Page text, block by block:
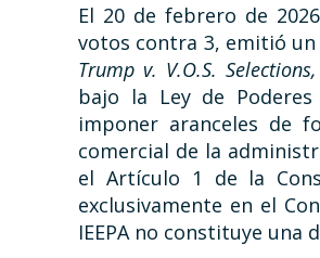
El 20 de febrero de
votos contra 3, emitió
Trump v. V.O.S.
bajo la Ley de Poderes
imponer aranceles de
comercial de la
el Artículo 1 de la
exclusivamente en el
IEEPA no constituye una